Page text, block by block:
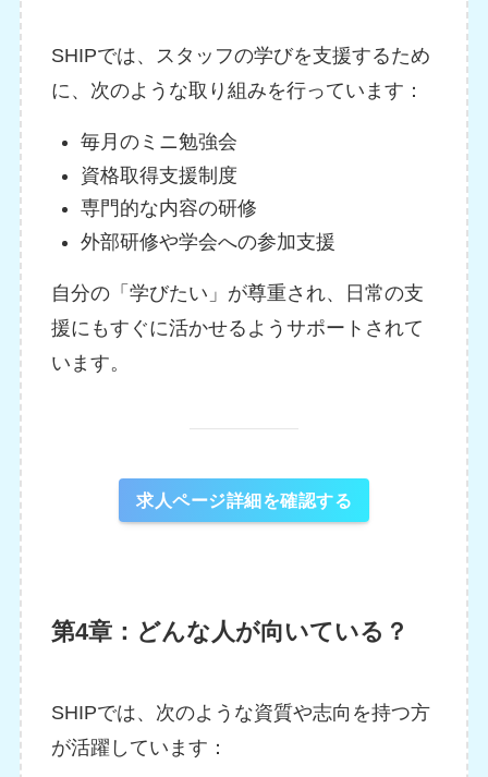
SHIPでは、スタッフの学びを支援するため
に、次のような取り組みを行っています：
毎月のミニ勉強会
資格取得支援制度
専門的な内容の研修
外部研修や学会への参加支援
自分の「学びたい」が尊重され、日常の支
援にもすぐに活かせるようサポートされて
います。
求人ページ詳細を確認する
第4章：どんな人が向いている？
SHIPでは、次のような資質や志向を持つ方
が活躍しています：